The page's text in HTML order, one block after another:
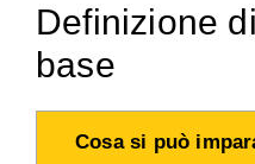
Definizione
base
Cosa si può